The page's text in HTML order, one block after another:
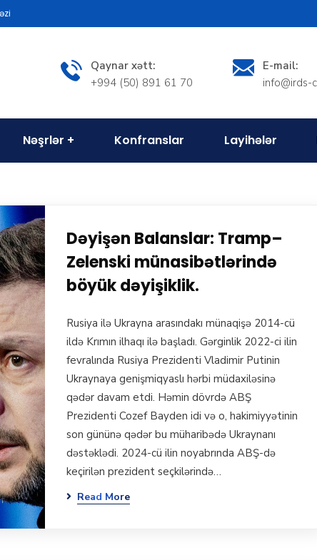
Qaynar xətt:
+994 (50) 891 61 70
E-mail:
info@irds-
Nəşrlər Konfranslar Layihələr
Dəyişən Balanslar: Tramp–
Zelenski münasibətlərində
böyük dəyişiklik.
Rusiya ilə Ukrayna arasındakı münaqişə 2014-cü
ildə Krımın ilhaqı ilə başladı. Gərginlik 2022-ci ilin
fevralında Rusiya Prezidenti Vladimir Putinin
Ukraynaya genişmiqyaslı hərbi müdaxiləsinə
qədər davam etdi. Həmin dövrdə ABŞ
Prezidenti Cozef Bayden idi və o, hakimiyyətinin
son gününə qədər bu müharibədə Ukraynanı
dəstəklədi. 2024-cü ilin noyabrında ABŞ-də
keçirilən prezident seçkilərində…
Read More